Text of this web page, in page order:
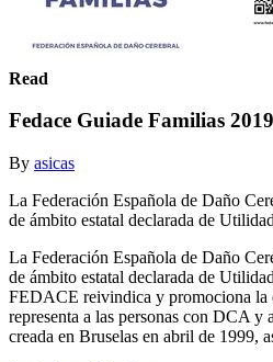
Read
Fedace Guiade Familias
By asicas
La Federación Española de Daño
de ámbito estatal declarada de
La Federación Española de Daño
de ámbito estatal declarada de
FEDACE reivindica y promociona la
representa a las personas con DCA
creada en Bruselas en abril de 1999,